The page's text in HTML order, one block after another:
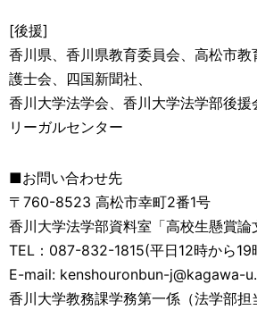
[後援]
香川県、香川県教育委員会、高松市
護士会、四国新聞社、
香川大学法学会、香川大学法学部後
リーガルセンター
■お問い合わせ先
〒760-8523 高松市幸町2番1号
香川大学法学部資料室「高校生懸賞
TEL：087-832-1815(平日12時から19
E-mail: kenshouronbun-j@kagawa-
香川大学教務課学務第一係（法学部担